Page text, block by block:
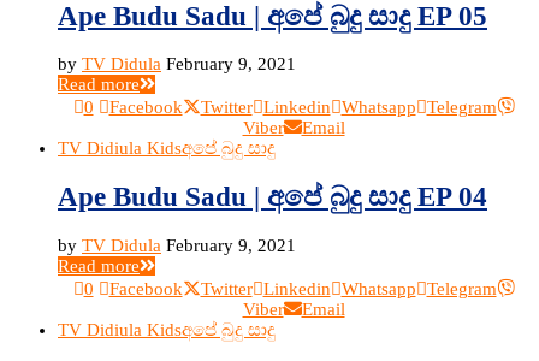
Ape Budu Sadu | අපේ බුදු සාදු EP 05
by TV Didula February 9, 2021
Read more
0
Facebook Twitter Linkedin Whatsapp
Telegram
Viber
Email
TV Didiula Kidsඅපේ බුදු සාදු
Ape Budu Sadu | අපේ බුදු සාදු EP 04
by TV Didula February 9, 2021
Read more
0
Facebook Twitter Linkedin Whatsapp
Telegram
Viber
Email
TV Didiula Kidsඅපේ බුදු සාදු